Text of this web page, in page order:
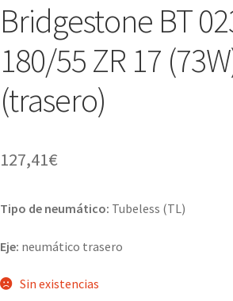
Bridgestone BT
180/55 ZR 17
(trasero)
127,41€
Tipo de neumático: Tubeless (TL)
Eje: neumático trasero
Sin existencias